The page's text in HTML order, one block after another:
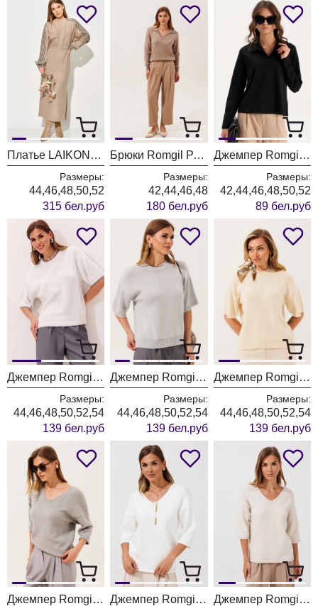
Платье LAIKONY L-774 бежевый
Размеры:
44,46,48,50,52
315 бел.руб
Брюки Romgil РТ0202-ВИ5 бежевый
Размеры:
42,44,46,48
180 бел.руб
Джемпер Romgil РП0205-ХЛ5 черный
Размеры:
42,44,46,48,50,52
89 бел.руб
Джемпер Romgil РВ0562-ХЛ5 белый + серый
Размеры:
44,46,48,50,52,54
139 бел.руб
Джемпер Romgil РВ0562-ХЛ5 серый + белый
Размеры:
44,46,48,50,52,54
139 бел.руб
Джемпер Romgil РВ0562-ХЛ5 молочный + белый
Размеры:
44,46,48,50,52,54
139 бел.руб
Джемпер Romgil РВ0464-ВИ5 серый меланж Джемпер Romgil РВ0464-ВИ5 молочный Джемпер Romgil РВ0464-ВИ5 ванильный